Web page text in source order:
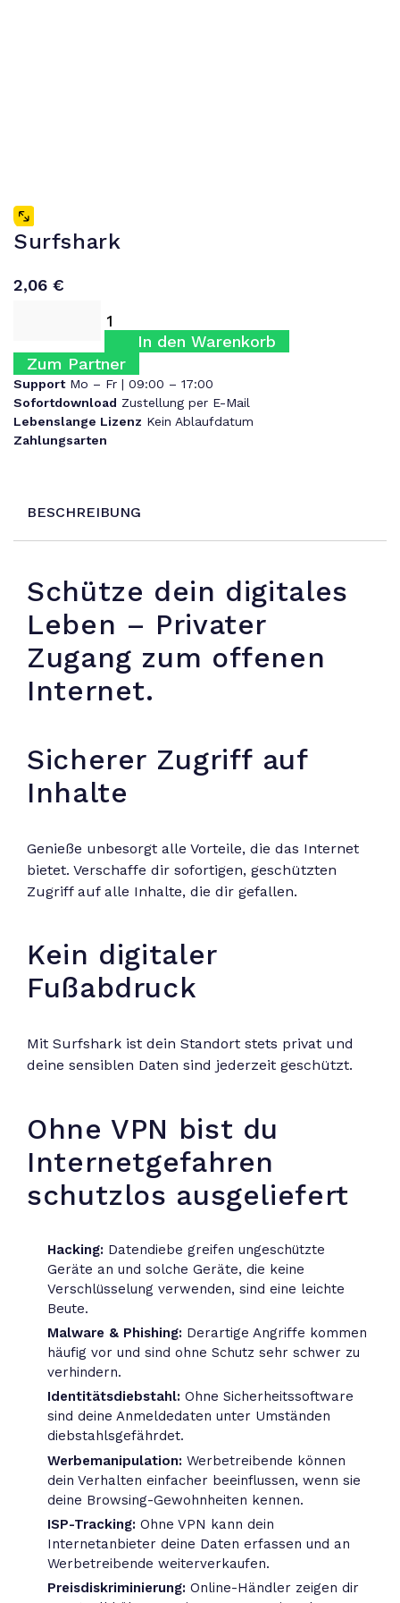
Surfshark
2,06 €
In den Warenkorb
Zum Partner
Support Mo – Fr | 09:00 – 17:00
Sofortdownload Zustellung per E-Mail
Lebenslange Lizenz Kein Ablaufdatum
Zahlungsarten
BESCHREIBUNG
Schütze dein digitales
Leben – Privater
Zugang zum offenen
Internet.
Sicherer Zugriff auf
Inhalte
Genieße unbesorgt alle Vorteile, die das Internet
bietet. Verschaffe dir sofortigen, geschützten
Zugriff auf alle Inhalte, die dir gefallen.
Kein digitaler
Fußabdruck
Mit Surfshark ist dein Standort stets privat und
deine sensiblen Daten sind jederzeit geschützt.
Ohne VPN bist du
Internetgefahren
schutzlos ausgeliefert
Hacking: Datendiebe greifen ungeschützte
Geräte an und solche Geräte, die keine
Verschlüsselung verwenden, sind eine leichte
Beute.
Malware & Phishing: Derartige Angriffe kommen
häufig vor und sind ohne Schutz sehr schwer zu
verhindern.
Identitätsdiebstahl: Ohne Sicherheitssoftware
sind deine Anmeldedaten unter Umständen
diebstahlsgefährdet.
Werbemanipulation: Werbetreibende können
dein Verhalten einfacher beeinflussen, wenn sie
deine Browsing-Gewohnheiten kennen.
ISP-Tracking: Ohne VPN kann dein
Internetanbieter deine Daten erfassen und an
Werbetreibende weiterverkaufen.
Preisdiskriminierung: Online-Händler zeigen dir